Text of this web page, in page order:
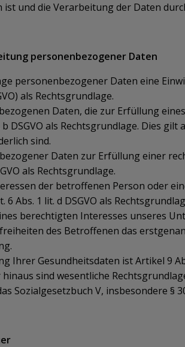
und die Verarbeitung der Daten
personenbezogener Daten
personenbezogener Daten eine
als Rechtsgrundlage.
Daten, die zur Erfüllung
DSGVO als Rechtsgrundlage. Dies
sind.
Daten zur Erfüllung einer
als Rechtsgrundlage.
der betroffenen Person oder
Abs. 1 lit. d DSGVO als
berechtigten Interesses unseres
des Betroffenen das
Ihrer Gesundheitsdaten ist Artikel 9
sind wesentliche
Sozialgesetzbuch V, insbesondere §